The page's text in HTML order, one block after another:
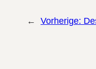
← Vorherige: